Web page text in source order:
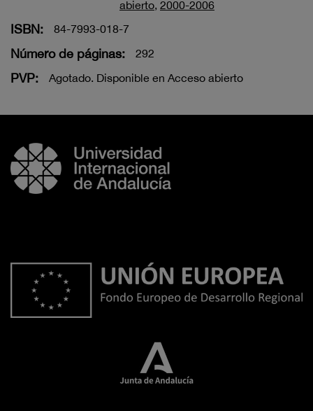
abierto, 2000-2006
ISBN: 84-7993-018-7
Número de páginas: 292
PVP: Agotado. Disponible en Acceso abierto